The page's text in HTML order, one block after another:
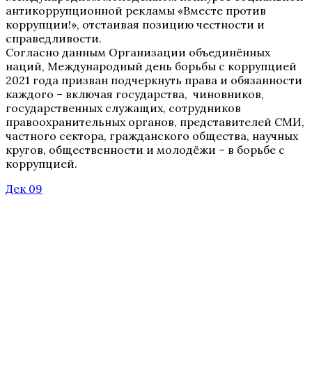
антикоррупционной рекламы «Вместе против
коррупции!», отстаивая позицию честности и
справедливости.
Согласно данным Организации объединённых
наций, Международный день борьбы с коррупцией
2021 года призван подчеркнуть права и обязанности
каждого – включая государства, чиновников,
государственных служащих, сотрудников
правоохранительных органов, представителей СМИ,
частного сектора, гражданского общества, научных
кругов, общественности и молодёжи – в борьбе с
коррупцией.
Дек 09